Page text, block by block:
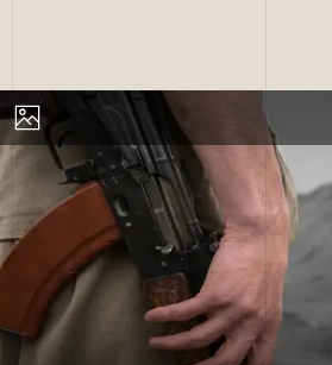
از وب‌سایت هه‌نگاو